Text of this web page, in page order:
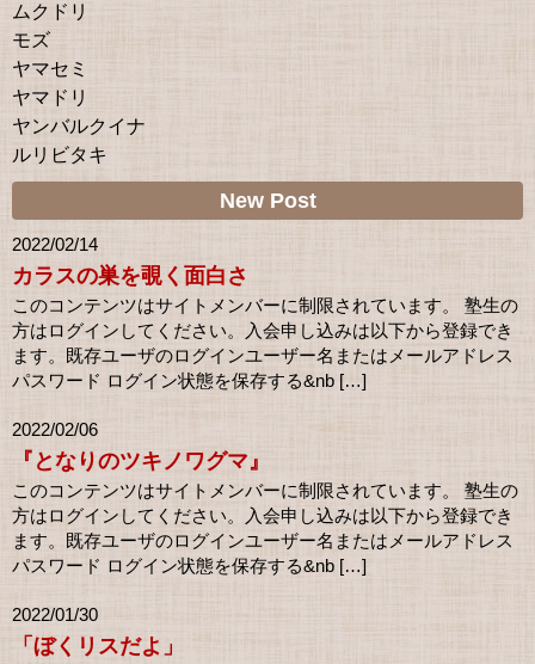
ムクドリ
モズ
ヤマセミ
ヤマドリ
ヤンバルクイナ
ルリビタキ
New Post
2022/02/14
カラスの巣を覗く面白さ
このコンテンツはサイトメンバーに制限されています。 塾生の
方はログインしてください。入会申し込みは以下から登録でき
ます。既存ユーザのログインユーザー名またはメールアドレス
パスワード ログイン状態を保存する&nb […]
2022/02/06
『となりのツキノワグマ』
このコンテンツはサイトメンバーに制限されています。 塾生の
方はログインしてください。入会申し込みは以下から登録でき
ます。既存ユーザのログインユーザー名またはメールアドレス
パスワード ログイン状態を保存する&nb […]
2022/01/30
「ぼくリスだよ」